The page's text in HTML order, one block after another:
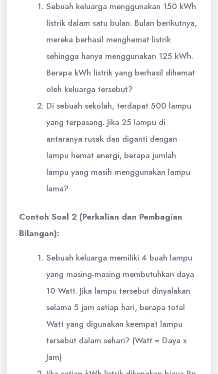
Sebuah keluarga menggunakan 150 kWh
listrik dalam satu bulan. Bulan berikutnya,
mereka berhasil menghemat listrik
sehingga hanya menggunakan 125 kWh.
Berapa kWh listrik yang berhasil dihemat
oleh keluarga tersebut?
Di sebuah sekolah, terdapat 500 lampu
yang terpasang. Jika 25 lampu di
antaranya rusak dan diganti dengan
lampu hemat energi, berapa jumlah
lampu yang masih menggunakan lampu
lama?
Contoh Soal 2 (Perkalian dan Pembagian
Bilangan):
Sebuah keluarga memiliki 4 buah lampu
yang masing-masing membutuhkan daya
10 Watt. Jika lampu tersebut dinyalakan
selama 5 jam setiap hari, berapa total
Watt yang digunakan keempat lampu
tersebut dalam sehari? (Watt = Daya x
Jam)